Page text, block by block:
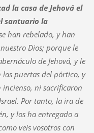
la casa de Jehová el
santuario la
han rebelado, y han
Dios; porque le
de Jehová, y le
las puertas del pórtico, y
ni sacrificaron
Por tanto, la ira de
y los ha entregado a
veis vosotros con